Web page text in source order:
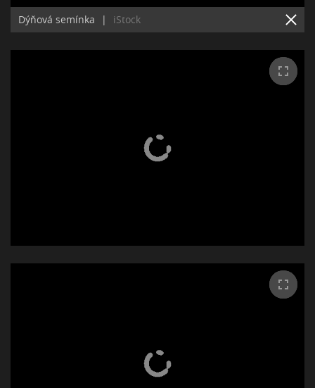
Dýňová semínka | iStock